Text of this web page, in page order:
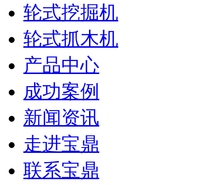
轮式挖掘机
轮式抓木机
产品中心
成功案例
新闻资讯
走进宝鼎
联系宝鼎